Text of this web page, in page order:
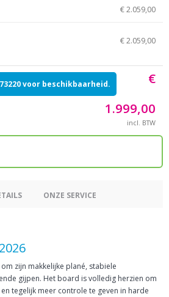
€ 2.059,00
€ 2.059,00
voor beschikbaarheid.
€
1.999,00
incl. BTW
ONZE SERVICE
zijn makkelijke plané, stabiele
gijpen. Het board is volledig herzien om
tegelijk meer controle te geven in harde